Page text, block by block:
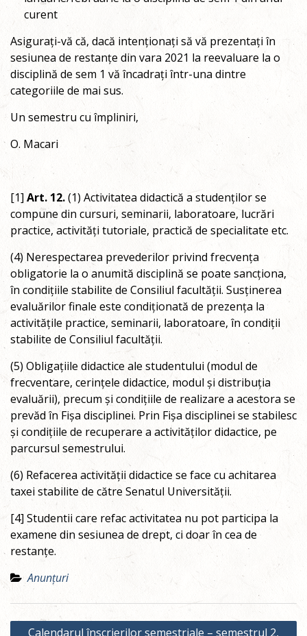
curent
Asigurați-vă că, dacă intenționați să vă prezentați în
sesiunea de restanțe din vara 2021 la reevaluare la o
disciplină de sem 1 vă încadrați într-una dintre
categoriile de mai sus.
Un semestru cu împliniri,
O. Macari
[1]Art. 12.(1) Activitatea didactică a studenților se
compune din cursuri, seminarii, laboratoare, lucrări
practice, activități tutoriale, practică de specialitate etc.
(4) Nerespectarea prevederilor privind frecvența
obligatorie la o anumită disciplină se poate sancționa,
în condițiile stabilite de Consiliul facultății. Susținerea
evaluărilor finale este condiționată de prezența la
activitățile practice, seminarii, laboratoare, în condiții
stabilite de Consiliul facultății.
(5) Obligațiile didactice ale studentului (modul de
frecventare, cerințele didactice, modul și distribuția
evaluării), precum și condițiile de realizare a acestora se
prevăd în Fișa disciplinei. Prin Fișa disciplinei se stabilesc
și condițiile de recuperare a activităților didactice, pe
parcursul semestrului.
(6) Refacerea activității didactice se face cu achitarea
taxei stabilite de către Senatul Universității.
[4] Studentii care refac activitatea nu pot participa la
examene din sesiunea de drept, ci doar în cea de
restanțe.
Anunțuri
Post
Calendarul înscrierilor semestriale – semestrul 2,